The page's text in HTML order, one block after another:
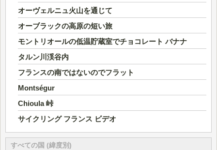
オーヴェルニュ火山を通じて
オーブラックの高原の短い旅
モントリオールの低温貯蔵室でチョコレート バナナ
タルン川渓谷内
フランスの南ではないのでフラット
Montségur
Chioula 峠
サイクリング フランス ビデオ
すべての国 (緯度別)